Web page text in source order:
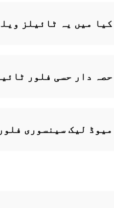
کیا میں یہ ٹائیلز
حصہ دار حسی فلور
میوڈ لیک سینسوری